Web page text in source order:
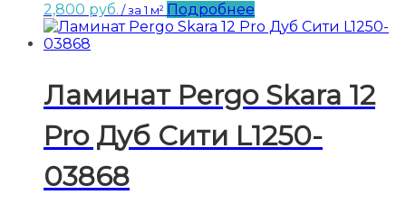
2,800 руб. / за 1 м² Подробнее
Ламинат Pergo Skara 12
Pro Дуб Сити L1250-
03868